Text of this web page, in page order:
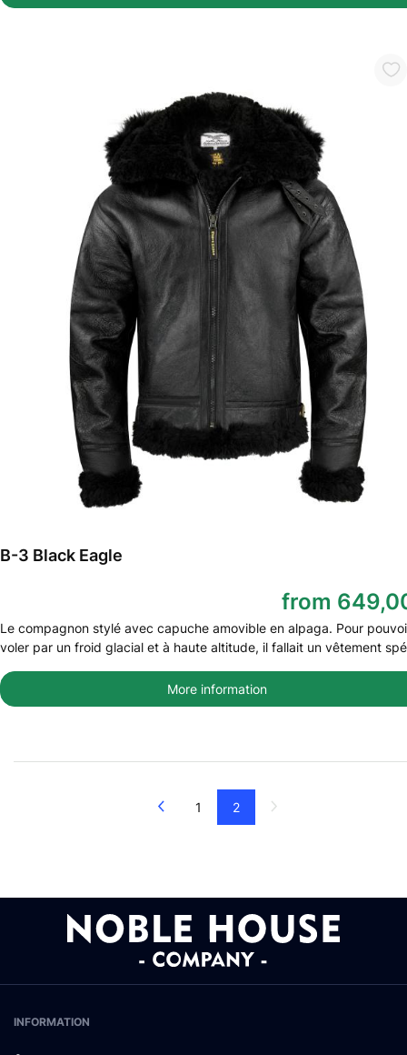
B-3 Black Eagle
from
Le compagnon stylé avec capuche amovible en alpaga. Pour
voler par un froid glacial et à haute altitude, il fallait un vêtement
More information
Previous
1 2
INFORMATION